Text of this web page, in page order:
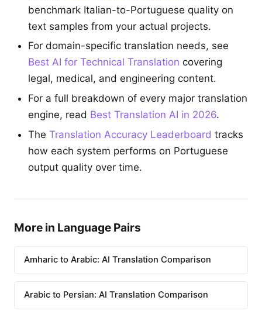
benchmark Italian-to-Portuguese quality on
text samples from your actual projects.
For domain-specific translation needs, see
Best AI for Technical Translation covering
legal, medical, and engineering content.
For a full breakdown of every major translation
engine, read Best Translation AI in 2026.
The Translation Accuracy Leaderboard tracks
how each system performs on Portuguese
output quality over time.
More in Language Pairs
Amharic to Arabic: AI Translation Comparison
Arabic to Persian: AI Translation Comparison